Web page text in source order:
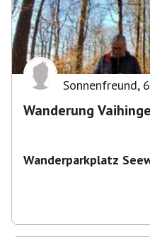
Sonnenfreund,
Wanderung
Wanderparkplatz